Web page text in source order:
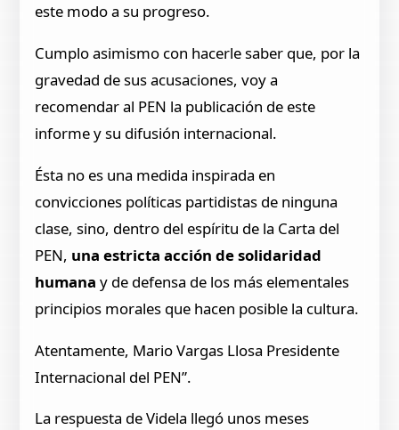
este modo a su progreso.
Cumplo asimismo con hacerle saber que, por la
gravedad de sus acusaciones, voy a
recomendar al PEN la publicación de este
informe y su difusión internacional.
Ésta no es una medida inspirada en
convicciones políticas partidistas de ninguna
clase, sino, dentro del espíritu de la Carta del
PEN, una estricta acción de solidaridad
humana y de defensa de los más elementales
principios morales que hacen posible la cultura.
Atentamente, Mario Vargas Llosa Presidente
Internacional del PEN”.
La respuesta de Videla llegó unos meses